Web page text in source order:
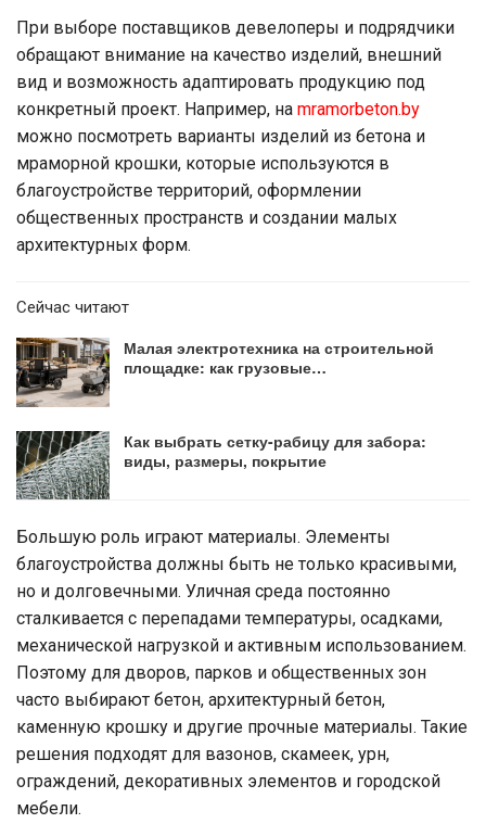
При выборе поставщиков девелоперы и подрядчики
обращают внимание на качество изделий, внешний
вид и возможность адаптировать продукцию под
конкретный проект. Например, на mramorbeton.by
можно посмотреть варианты изделий из бетона и
мраморной крошки, которые используются в
благоустройстве территорий, оформлении
общественных пространств и создании малых
архитектурных форм.
Сейчас читают
Малая электротехника на строительной
площадке: как грузовые…
Как выбрать сетку-рабицу для забора:
виды, размеры, покрытие
Большую роль играют материалы. Элементы
благоустройства должны быть не только красивыми,
но и долговечными. Уличная среда постоянно
сталкивается с перепадами температуры, осадками,
механической нагрузкой и активным использованием.
Поэтому для дворов, парков и общественных зон
часто выбирают бетон, архитектурный бетон,
каменную крошку и другие прочные материалы. Такие
решения подходят для вазонов, скамеек, урн,
ограждений, декоративных элементов и городской
мебели.